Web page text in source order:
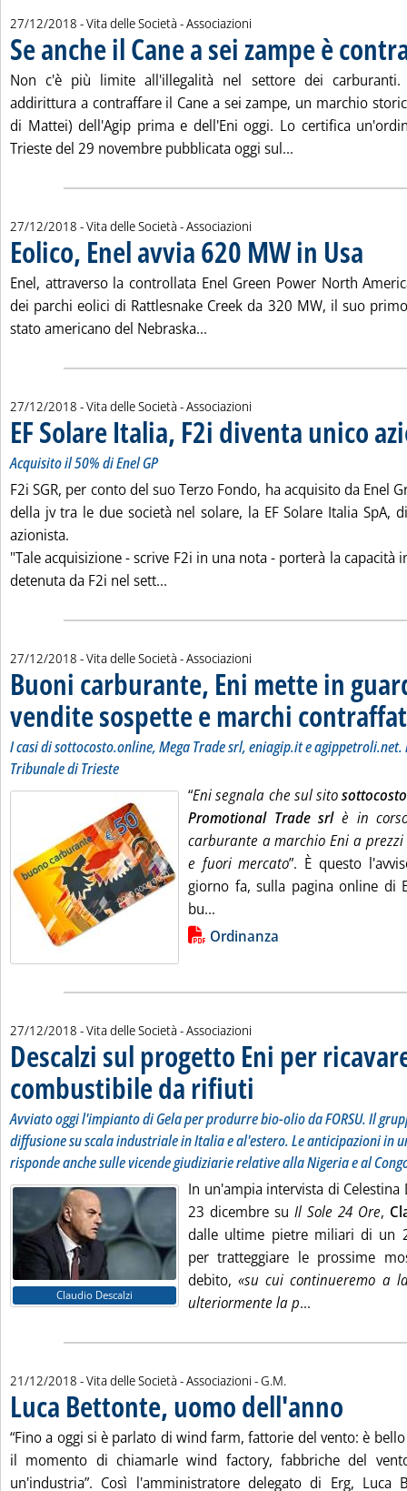
27/12/2018 - Vita delle Società - Associazioni
Se anche il Cane a sei zampe è
Non c'è più limite all'illegalità nel settore dei
addirittura a contraffare il Cane a sei zampe, un marchio
di Mattei) dell'Agip prima e dell'Eni oggi. Lo certifica
Trieste del 29 novembre pubblicata oggi sul...
27/12/2018 - Vita delle Società - Associazioni
Eolico, Enel avvia 620 MW in Usa
Enel, attraverso la controllata Enel Green Power North
dei parchi eolici di Rattlesnake Creek da 320 MW, il suo
stato americano del Nebraska...
27/12/2018 - Vita delle Società - Associazioni
EF Solare Italia, F2i diventa unico
Acquisito il 50% di Enel GP
F2i SGR, per conto del suo Terzo Fondo, ha acquisito da Enel
della jv tra le due società nel solare, la EF Solare Italia SpA,
azionista.
"Tale acquisizione - scrive F2i in una nota - porterà la capacità
detenuta da F2i nel sett...
27/12/2018 - Vita delle Società - Associazioni
Buoni carburante, Eni mette in
vendite sospette e marchi
I casi di sottocosto.online, Mega Trade srl, eniagip.it e
Tribunale di Trieste
“Eni segnala che sul sito
Promotional Trade srlè in
carburante a marchio Eni a
e fuori mercato”. È questo
giorno fa, sulla pagina online di
bu...
Lista allegati PDF alla notizia
Ordinanza
27/12/2018 - Vita delle Società - Associazioni
Descalzi sul progetto Eni per
combustibile da rifiuti . Sottotitolo: Avviato oggi
. Pubblicata giovedì 27 dicembre
Avviato oggi l'impianto di Gela per produrre bio-olio da FORSU. Il
diffusione su scala industriale in Italia e al'estero. Le anticipazioni in
risponde anche sulle vicende giudiziarie relative alla Nigeria e al
Claudio Descalzi
In un'ampia intervista di
23 dicembre su Il Sole 24 Ore,
dalle ultime pietre miliari di un
per tratteggiare le prossime
debito,«su cui continueremo a
ulteriormente la p...
21/12/2018 - Vita delle Società - Associazioni -di:
G.M.
Luca Bettonte, uomo dell'anno
“Fino a oggi si è parlato di wind farm, fattorie del vento: è
il momento di chiamarle wind factory, fabbriche del
un'industria”. Così l'amministratore delegato di Erg, Luca